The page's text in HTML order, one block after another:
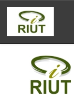
Skip
navigation